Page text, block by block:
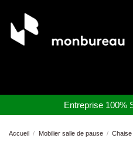
Entreprise 100%
Accueil Mobilier salle de pause